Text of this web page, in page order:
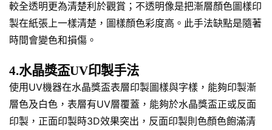
較全透明更為清楚利於觀賞；不透明像是把漸層顏色圖樣印
製在紙張上一樣清楚，圖樣顏色彩度高。此手法缺點是隨著
時間會變色和損傷。
4.水晶獎盃UV印製手法
使用UV機器在水晶獎盃表層印製圖樣與字樣，能夠印製漸
層色及白色，表層有UV層覆蓋，能夠於水晶獎盃正或反面
印製，正面印製時3D效果突出，反面印製則色顏色飽滿清